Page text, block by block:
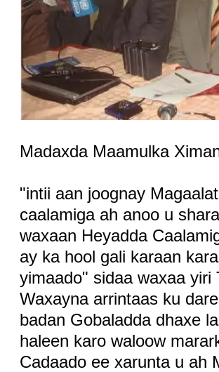
Madaxda Maamulka
"intii aan joognay
caalamiga ah anoo u
waxaan Heyadda
ay ka hool gali karaan
yimaado" sidaa waxaa
Waxayna arrintaas ku
badan Gobaladda dhaxe
haleen karo waloow
Cadaado ee xarunta u ah